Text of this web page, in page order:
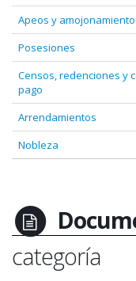
Apeos y
Posesiones
Censos, redenciones y
pago
Arrendamientos
Nobleza
categoría